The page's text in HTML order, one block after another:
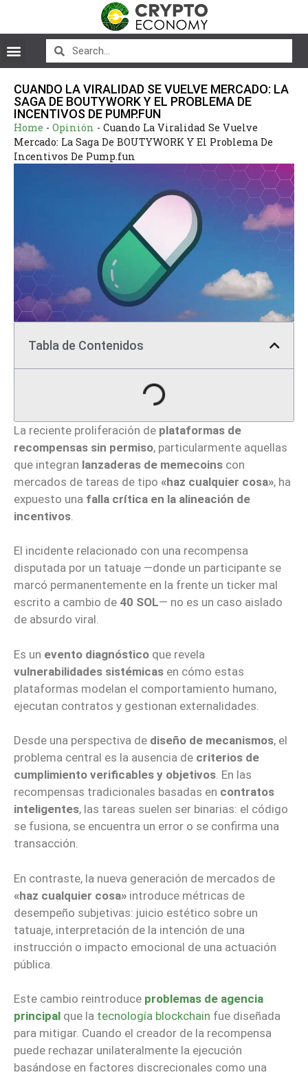
CUANDO LA VIRALIDAD SE VUELVE MERCADO: LA
SAGA DE BOUTYWORK Y EL PROBLEMA DE
INCENTIVOS DE PUMP.FUN
Home - Opinión - Cuando La Viralidad Se Vuelve
Mercado: La Saga De BOUTYWORK Y El Problema De
Incentivos De Pump.fun
Tabla de Contenidos
La reciente proliferación de plataformas de
recompensas sin permiso, particularmente aquellas
que integran lanzaderas de memecoins con
mercados de tareas de tipo «haz cualquier cosa», ha
expuesto una falla crítica en la alineación de
incentivos
El incidente relacionado con una recompensa
disputada por un tatuaje —donde un participante se
marcó permanentemente en la frente un ticker mal
escrito a cambio de 40 SOL— no es un caso aislado
de absurdo viral.
Es un evento diagnóstico que revela
vulnerabilidades sistémicas en cómo estas
plataformas modelan el comportamiento humano,
ejecutan contratos y gestionan externalidades.
Desde una perspectiva de diseño de mecanismos, el
problema central es la ausencia de criterios de
cumplimiento verificables y objetivos. En las
recompensas tradicionales basadas en contratos
inteligentes, las tareas suelen ser binarias: el código
se fusiona, se encuentra un error o se confirma una
transacción.
En contraste, la nueva generación de mercados de
«haz cualquier cosa» introduce métricas de
desempeño subjetivas: juicio estético sobre un
tatuaje, interpretación de la intención de una
instrucción o impacto emocional de una actuación
pública.
Este cambio reintroduce problemas de agencia
principal que la tecnología blockchain fue diseñada
para mitigar. Cuando el creador de la recompensa
puede rechazar unilateralmente la ejecución
basándose en factores discrecionales como una